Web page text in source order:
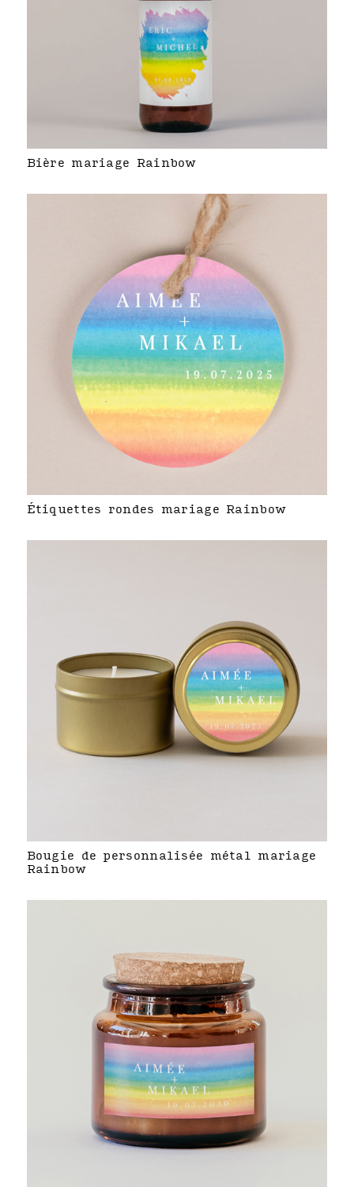
Bière mariage Rainbow
Étiquettes rondes mariage Rainbow
Bougie de personnalisée métal mariage
Rainbow